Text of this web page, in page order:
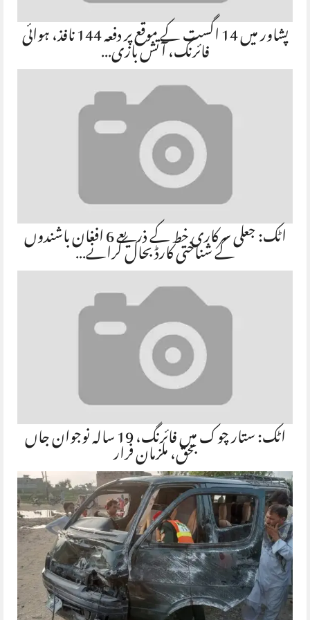
پشاور میں 14 اگست کے موقع پر دفعہ 144 نافذ، ہوائی فائرنگ، آتش بازی…
اٹک: جعلی سرکاری خط کے ذریعے 6 افغان باشندوںکے شناختی کارڈ بحال کرانے…
اٹک: ستار چوک میں فائرنگ، 19 سالہ نوجوان جاںبحق، ملزمان فرار